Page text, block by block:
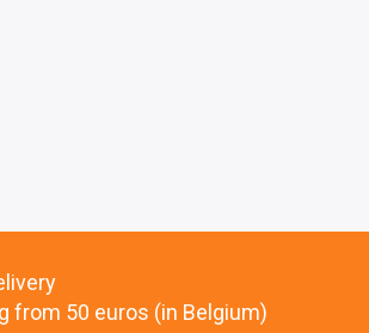
from 50 euros (in Belgium)